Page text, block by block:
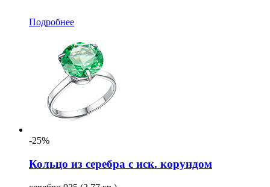
Подробнее
-25%
Кольцо из серебра с иск. корундом